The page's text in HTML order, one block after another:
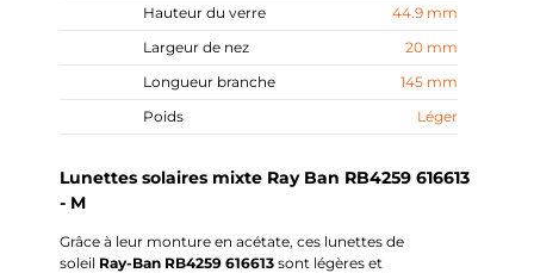
Hauteur du verre
44.9 mm
Largeur de nez
20 mm
Longueur branche
145 mm
Poids
Léger
Lunettes solaires mixte Ray Ban RB4259 616613
- M
Grâce à leur monture en acétate, ces lunettes de
soleil Ray-Ban RB4259 616613 sont légères et